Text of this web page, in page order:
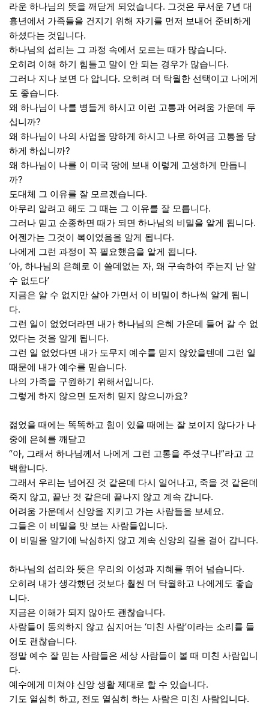
라운 하나님의 뜻을 깨닫게 되었습니다. 그것은 무서운 7년 대
흉년에서 가족들을 건지기 위해 자기를 먼저 보내어 준비하게
하셨다는 것입니다.
하나님의 섭리는 그 과정 속에서 모르는 때가 많습니다.
오히려 이해 하기 힘들고 말이 안 되는 경우가 많습니다.
그러나 지나 보면 다 압니다. 오히려 더 탁월한 선택이고 나에게
도 좋습니다.
왜 하나님이 나를 병들게 하시고 이런 고통과 어려움 가운데 두
십니까?
왜 하나님이 나의 사업을 망하게 하시고 나로 하여금 고통을 당
하게 하십니까?
왜 하나님이 나를 이 미국 땅에 보내 이렇게 고생하게 만듭니
까?
도대체 그 이유를 잘 모르겠습니다.
아무리 알려고 해도 그 때는 그 이유를 잘 모릅니다.
그러나 믿고 순종하면 때가 되면 하나님의 비밀을 알게 됩니다.
어젠가는 그것이 복이었음을 알게 됩니다.
나에게 그런 과정이 꼭 필요했음을 알게 됩니다.
‘아, 하나님의 은혜로 이 쓸데없는 자, 왜 구속하여 주는지 난 알
수 없도다’
지금은 알 수 없지만 살아 가면서 이 비밀이 하나씩 알게 됩니
다.
그런 일이 없었더라면 내가 하나님의 은혜 가운데 들어 갈 수 없
었다는 것을 알게 됩니다.
그런 일 없었다면 내가 도무지 예수를 믿지 않았을텐데 그런 일
때문에 내가 예수를 믿습니다.
나의 가족을 구원하기 위해서입니다.
그렇게 하지 않으면 도저히 믿지 않으니까요?
젊었을 때에는 똑똑하고 힘이 있을 때에는 잘 보이지 않다가 나
중에 은혜를 깨닫고
“아, 그래서 하나님께서 나에게 그런 고통을 주셨구나!”라고 고
백합니다.
그래서 우리는 넘어진 것 같은데 다시 일어나고, 죽을 것 같은데
죽지 않고, 끝난 것 같은데 끝나지 않고 계속 갑니다.
어려움 가운데서 신앙을 지키고 가는 사람들을 보세요.
그들은 이 비밀을 맛 보는 사람들입니다.
이 비밀을 알기에 낙심하지 않고 계속 신앙의 길을 걸어 갑니다.
하나님의 섭리와 뜻은 우리의 이성과 지혜를 뛰어 넘습니다.
오히려 내가 생각했던 것보다 훨씬 더 탁월하고 나에게도 좋습
니다.
지금은 이해가 되지 않아도 괜찮습니다.
사람들이 동의하지 않고 심지어는 ‘미친 사람’이라는 소리를 들
어도 괜찮습니다.
정말 예수 잘 믿는 사람들은 세상 사람들이 볼 때 미친 사람입니
다.
예수에게 미쳐야 신앙 생활 제대로 할 수 있습니다.
기도 열심히 하고, 전도 열심히 하는 사람은 미친 사람입니다.